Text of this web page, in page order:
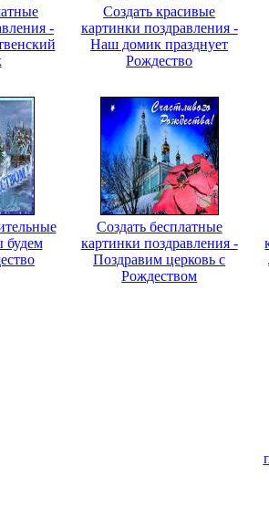
-
Создать красивые
картинки поздравления -
Наш домик празднует
Рождество
будем
Создать бесплатные
картинки поздравления -
Поздравим церковь с
Рождеством